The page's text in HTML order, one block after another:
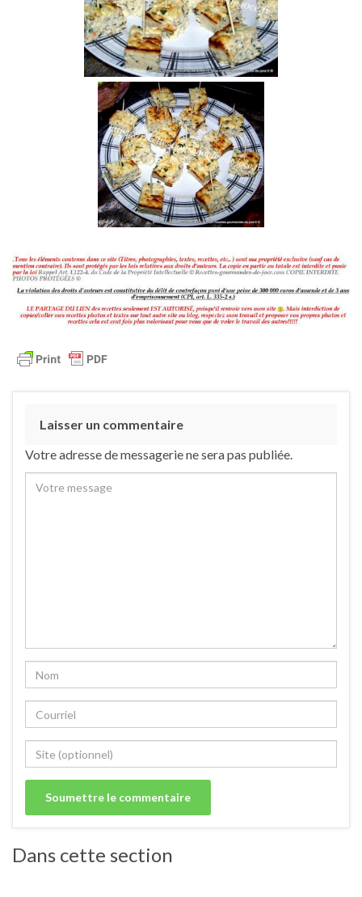
Laisser un commentaire
Votre adresse de messagerie ne sera pas publiée.
Dans cette section